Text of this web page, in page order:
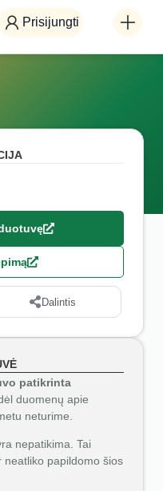
Prisijungti
Dalintis
patikrinta
duomenų apie
neturime.
nepatikima. Tai
neatliko papildomo šios